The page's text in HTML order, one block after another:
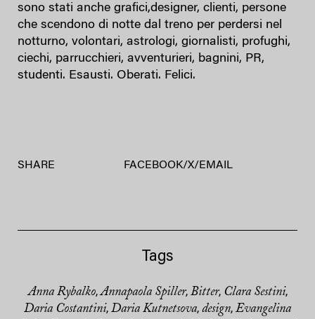
sono stati anche grafici,designer, clienti, persone
che scendono di notte dal treno per perdersi nel
notturno, volontari, astrologi, giornalisti, profughi,
ciechi, parrucchieri, avventurieri, bagnini, PR,
studenti. Esausti. Oberati. Felici.
SHARE FACEBOOK/X/EMAIL
Tags
Anna Rybalko,Annapaola Spiller, Bitter, Clara Sestini,
Daria Costantini, Daria Kutnetsova, design, Evangelina